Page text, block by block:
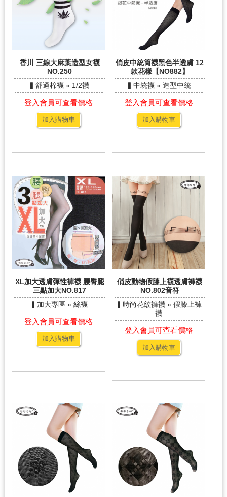
香川 三線大麻葉造型女襪
NO.250
▍舒適棉襪 » 1/2襪
登入會員可查看價格
加入購物車
俏皮中統筒襪黑色半透膚 12
款花樣【NO882】
▍中統襪 » 造型中統
登入會員可查看價格
加入購物車
XL加大透膚彈性褲襪 腰臀腿
三點加大NO.817
▍加大專區 » 絲襪
登入會員可查看價格
加入購物車
俏皮動物假膝上襪透膚褲襪
NO.802音符
▍時尚花紋褲襪 » 假膝上褲
襪
登入會員可查看價格
加入購物車